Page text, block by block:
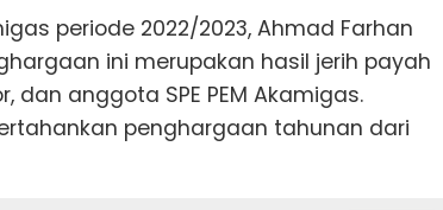
periode 2022/2023, Ahmad Farhan
ini merupakan hasil jerih payah
dan anggota SPE PEM Akamigas.
penghargaan tahunan dari